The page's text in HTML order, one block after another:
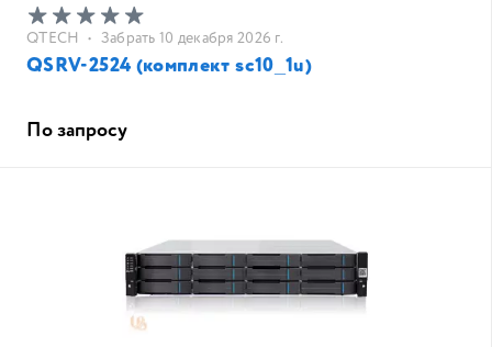
QTECH • Забрать 10 декабря 2026 г.
QSRV-2524 (комплект sc10_1u)
По запросу